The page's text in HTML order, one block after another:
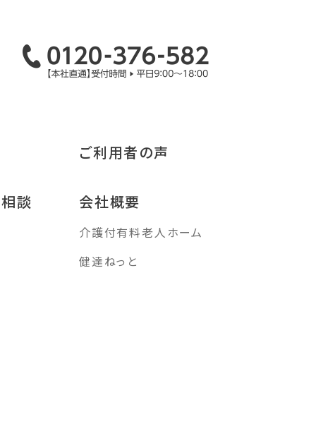
談
ご利用者の声
会社概要
介護付有料老人ホーム
健達ねっと